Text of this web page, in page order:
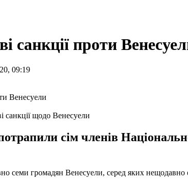
санкції проти
09:19
щодо Венесуели
сім членів
семи громадян Венесуели, серед яких нещодавно